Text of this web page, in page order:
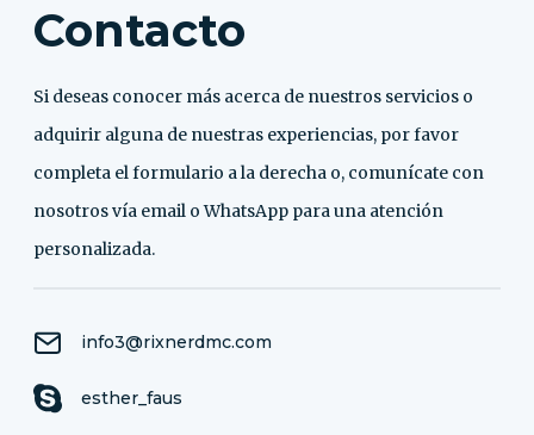
Contacto
Si deseas conocer más acerca de nuestros servicios o
adquirir alguna de nuestras experiencias, por favor
completa el formulario a la derecha o, comunícate con
nosotros vía email o WhatsApp para una atención
personalizada.
info3@rixnerdmc.com
esther_faus